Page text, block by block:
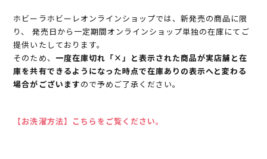
ホビーラホビーレオンラインショップでは、新発売の商品に限
り、 発売日から一定期間オンラインショップ単独の在庫にてご
提供いたしております。
そのため、 一度在庫切れ「×」と表示された商品が実店舗と在
庫を共有できるようになった時点で在庫ありの表示へと変わる
場合がございますので予めご了承ください。
【お洗濯方法】こちらをご覧ください。